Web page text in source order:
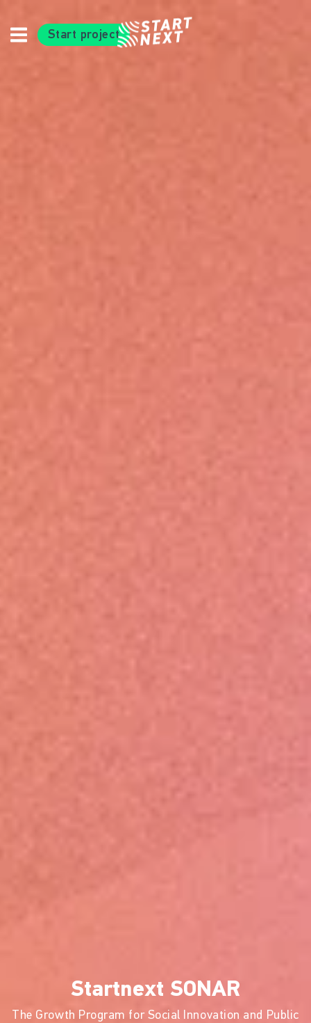
Start project
Startnext SONAR
The Growth Program for Social Innovation and Public